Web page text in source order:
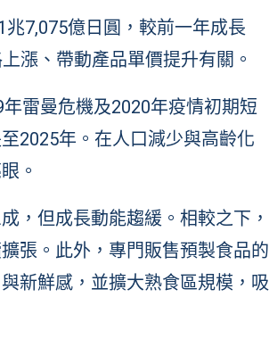
7,075億日圓，較前一年成長
漲、帶動產品單價提升有關。
雷曼危機及2020年疫情初期短
2025年。在人口減少與高齡化
。
，但成長動能趨緩。相較之下，
張。此外，專門販售預製食品的
新鮮感，並擴大熟食區規模，吸